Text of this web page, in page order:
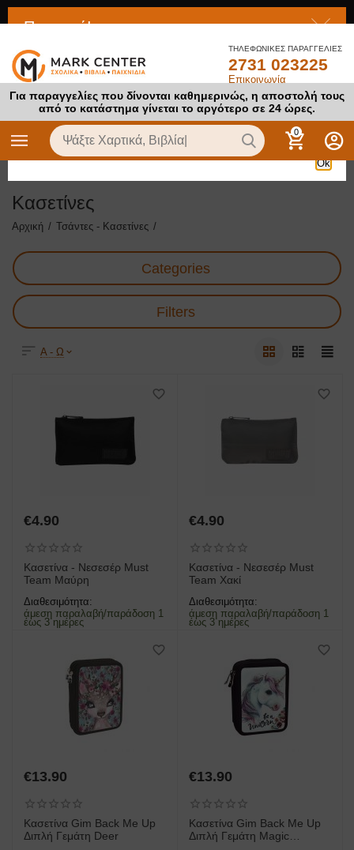
ΤΗΛΕΦΩΝΙΚΕΣ ΠΑΡΑΓΓΕΛΙΕΣ
2731 023225
Επικοινωνία
Για παραγγελίες που δίνονται καθημερινώς, η αποστολή τους
από το κατάστημα γίνεται το αργότερο σε 24 ώρες.
0
Κασετίνες
Αρχική / Τσάντες - Κασετίνες /
Categories
Filters
Α - Ω
€4.90
Κασετίνα - Νεσεσέρ Must
Team Μαύρη
Διαθεσιμότητα:
άμεση παραλαβή/παράδοση 1
έως 3 ημέρες
€4.90
Κασετίνα - Νεσεσέρ Must
Team Χακί
Διαθεσιμότητα:
άμεση παραλαβή/παράδοση 1
έως 3 ημέρες
€13.90
Κασετίνα Gim Back Me Up
Διπλή Γεμάτη Deer
€13.90
Κασετίνα Gim Back Me Up
Διπλή Γεμάτη Magic
Προσοχή!
Το προϊόν στο οποίο προσπαθείτε να αποκτήσετε πρόσβαση
είναι απενεργοποιημένο
Ok